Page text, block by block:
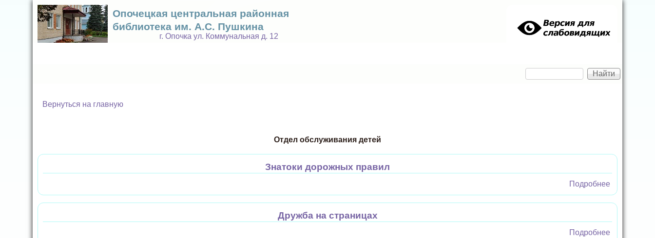
Опочецкая центральная районная
библиотека им. А.С. Пушкина
г. Опочка ул. Коммунальная д. 12
Форма поиска
Вернуться на главную
Отдел обслуживания детей
Знатоки дорожных правил
Подробнеео Знатоки
дорожных
правил
Дружба на страницах
Подробнеео Дружба на